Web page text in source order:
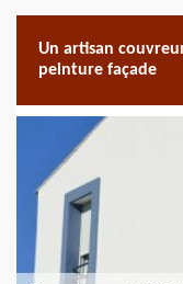
Un artisan
peinture façade